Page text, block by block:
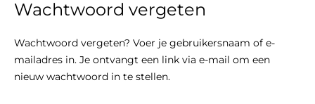
inhoud
Wachtwoord vergeten
Wachtwoord vergeten? Voer je gebruikersnaam of e-
mailadres in. Je ontvangt een link via e-mail om een
nieuw wachtwoord in te stellen.
Vereist